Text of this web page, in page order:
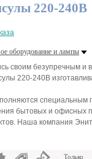
220-240В
оборудование и лампы
своим безупречным и
220-240В
бытовых и
Наша компания
Только